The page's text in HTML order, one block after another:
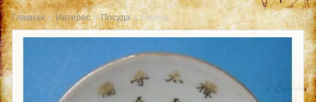
Главная » Интерес»Посуда» Пиала